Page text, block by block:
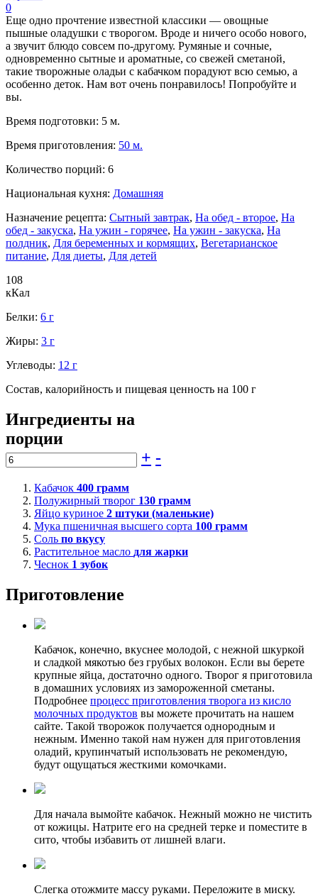
0
Еще одно прочтение известной классики — овощные
пышные оладушки с творогом. Вроде и ничего особо нового,
а звучит блюдо совсем по-другому. Румяные и сочные,
одновременно сытные и ароматные, со свежей сметаной,
такие творожные оладьи с кабачком порадуют всю семью, а
особенно деток. Нам вот очень понравилось! Попробуйте и
вы.
Время подготовки: 5 м.
Время приготовления: 50 м.
Количество порций: 6
Национальная кухня: Домашняя
Назначение рецепта: Сытный завтрак, На обед - второе, На
обед - закуска, На ужин - горячее, На ужин - закуска, На
полдник, Для беременных и кормящих, Вегетарианское
питание, Для диеты, Для детей
108
кКал
Белки: 6 г
Жиры: 3 г
Углеводы: 12 г
Состав, калорийность и пищевая ценность на 100 г
Ингредиенты на
порции
+ -
Кабачок 400 грамм
Полужирный творог 130 грамм
Яйцо куриное 2 штуки (маленькие)
Мука пшеничная высшего сорта 100 грамм
Соль по вкусу
Растительное масло для жарки
Чеснок 1 зубок
Приготовление
Кабачок, конечно, вкуснее молодой, с нежной шкуркой
и сладкой мякотью без грубых волокон. Если вы берете
крупные яйца, достаточно одного. Творог я приготовила
в домашних условиях из замороженной сметаны.
Подробнее процесс приготовления творога из кисло
молочных продуктов вы можете прочитать на нашем
сайте. Такой творожок получается однородным и
нежным. Именно такой нам нужен для приготовления
оладий, крупинчатый использовать не рекомендую,
будут ощущаться жесткими комочками.
Для начала вымойте кабачок. Нежный можно не чистить
от кожицы. Натрите его на средней терке и поместите в
сито, чтобы избавить от лишней влаги.
Слегка отожмите массу руками. Переложите в миску.